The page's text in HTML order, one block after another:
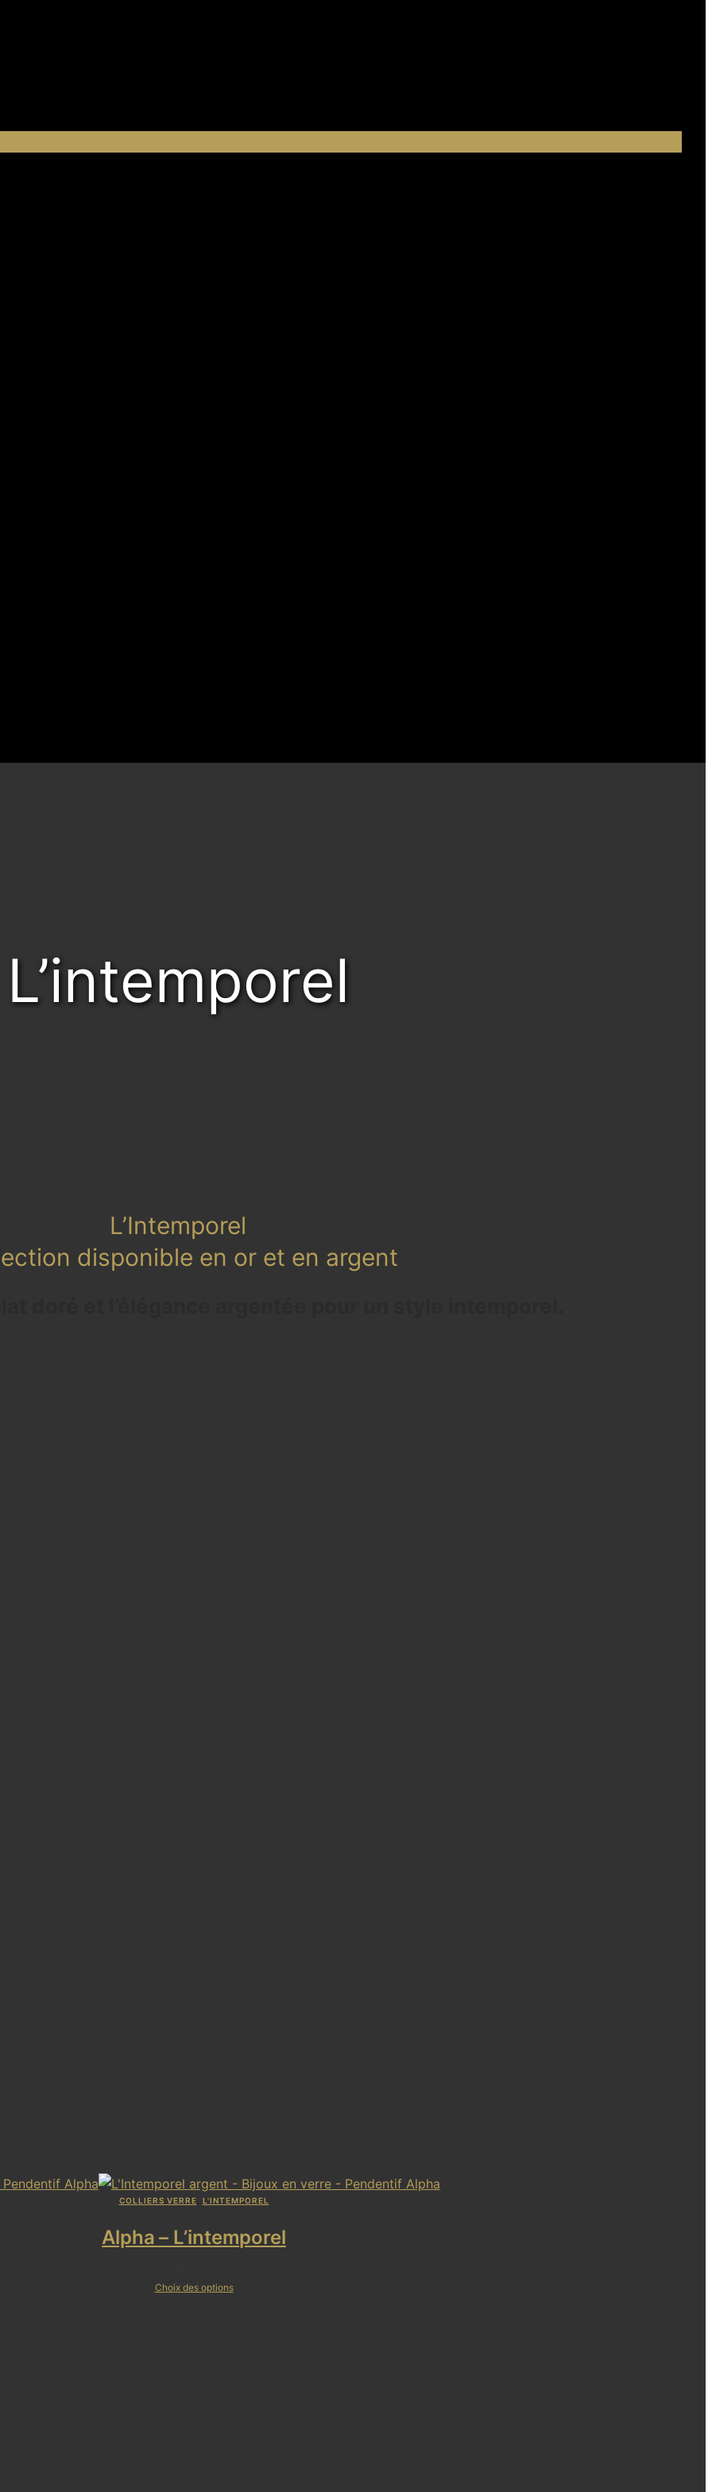
L’intemporel
L’Intemporel
disponible en or et en argent
COLLIERS VERRE L'INTEMPOREL
Alpha – L’intemporel
Choix des options